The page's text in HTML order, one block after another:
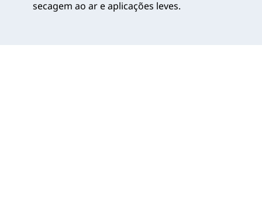
secagem ao ar e aplicações leves.